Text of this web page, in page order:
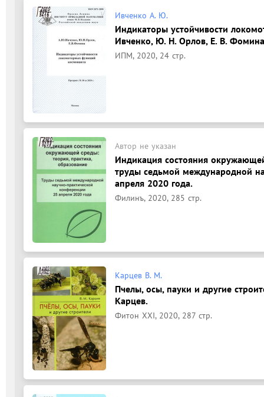
Ивченко А. Ю.
Индикаторы устойчивости
Ивченко, Ю. Н. Орлов, Е. В.
ИПМ, 2020, 24 стр.
Автор не указан
Индикация состояния
труды седьмой международной
апреля 2020 года.
Филинъ, 2020, 285 стр.
Карцев В. М.
Пчелы, осы, пауки и другие
Карцев.
Фитон XXI, 2020, 287 стр.